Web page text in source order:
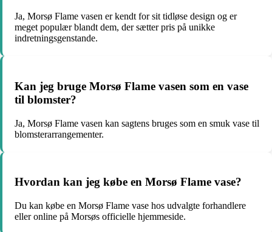
Ja, Morsø Flame vasen er kendt for sit tidløse design og er
meget populær blandt dem, der sætter pris på unikke
indretningsgenstande.
Kan jeg bruge Morsø Flame vasen som en vase
til blomster?
Ja, Morsø Flame vasen kan sagtens bruges som en smuk vase til
blomsterarrangementer.
Hvordan kan jeg købe en Morsø Flame vase?
Du kan købe en Morsø Flame vase hos udvalgte forhandlere
eller online på Morsøs officielle hjemmeside.